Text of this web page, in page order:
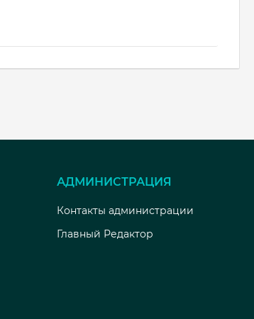
АДМИНИСТРАЦИЯ
Контакты администрации
Главный Редактор